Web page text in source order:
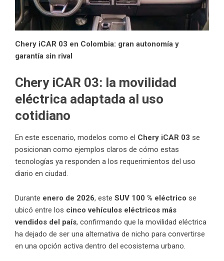
Chery iCAR 03 en Colombia: gran autonomía y
garantía sin rival
Chery iCAR 03: la movilidad
eléctrica adaptada al uso
cotidiano
En este escenario, modelos como el Chery iCAR 03 se
posicionan como ejemplos claros de cómo estas
tecnologías ya responden a los requerimientos del uso
diario en ciudad.
Durante enero de 2026, este SUV 100 % eléctrico se
ubicó entre los cinco vehículos eléctricos más
vendidos del país, confirmando que la movilidad eléctrica
ha dejado de ser una alternativa de nicho para convertirse
en una opción activa dentro del ecosistema urbano.